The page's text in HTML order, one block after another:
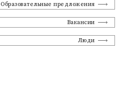
Образовательные предложения
Вакансии
Люди